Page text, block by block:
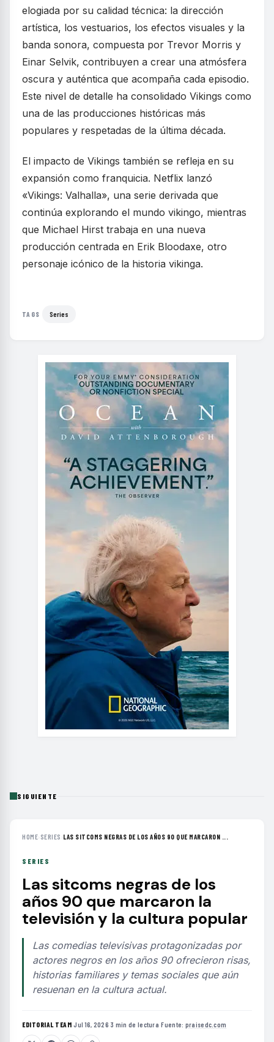
elogiada por su calidad técnica: la dirección
artística, los vestuarios, los efectos visuales y la
banda sonora, compuesta por Trevor Morris y
Einar Selvik, contribuyen a crear una atmósfera
oscura y auténtica que acompaña cada episodio.
Este nivel de detalle ha consolidado Vikings como
una de las producciones históricas más
populares y respetadas de la última década.
El impacto de Vikings también se refleja en su
expansión como franquicia. Netflix lanzó
«Vikings: Valhalla», una serie derivada que
continúa explorando el mundo vikingo, mientras
que Michael Hirst trabaja en una nueva
producción centrada en Erik Bloodaxe, otro
personaje icónico de la historia vikinga.
TAGS Series
SIGUIENTE
HOME› SERIES ›LAS SITCOMS NEGRAS DE LOS AÑOS 90 QUE MARCARON ...
SERIES
Las sitcoms negras de los
años 90 que marcaron la
televisión y la cultura popular
Las comedias televisivas protagonizadas por
actores negros en los años 90 ofrecieron risas,
historias familiares y temas sociales que aún
resuenan en la cultura actual.
EDITORIAL TEAM·Jul 16, 2026·3 min de lectura·Fuente: praisedc.com